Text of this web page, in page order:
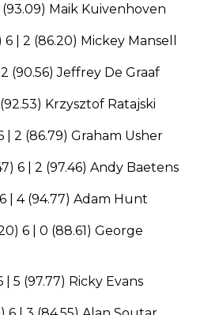
(93.09) Maik Kuivenhoven
| 2 (86.20) Mickey Mansell
(90.56) Jeffrey De Graaf
Krzysztof Ratajski
| 2 (86.79) Graham Usher
6 | 2 (97.46) Andy Baetens
| 4 (94.77) Adam Hunt
6 | 0 (88.61) George
5 (97.77) Ricky Evans